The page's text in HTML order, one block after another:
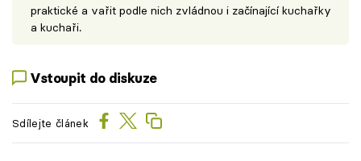
praktické a vařit podle nich zvládnou i začínající kuchařky
a kuchaři.
Vstoupit do diskuze
Sdílejte článek